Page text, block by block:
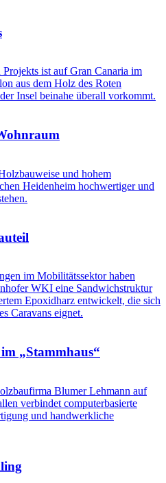
ist auf Gran Canaria im
aus dem Holz des Roten
Insel beinahe überall vorkommt.
und hohem
Heidenheim hochwertiger und
im Mobilitätssektor haben
WKI eine Sandwichstruktur
Epoxidharz entwickelt, die sich
Caravans eignet.
„Stammhaus“
Blumer Lehmann auf
verbindet computerbasierte
und handwerkliche